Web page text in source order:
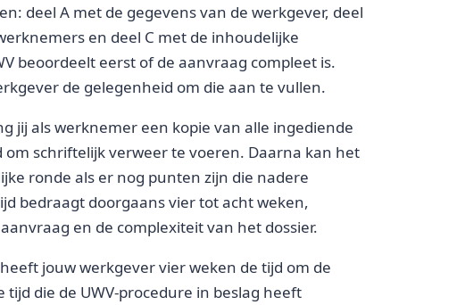
deel A met de gegevens van de werkgever, deel
en deel C met de inhoudelijke
beoordeelt eerst of de aanvraag compleet is.
de gelegenheid om die aan te vullen.
jij als werknemer een kopie van alle ingediende
schriftelijk verweer te voeren. Daarna kan het
ronde als er nog punten zijn die nadere
bedraagt doorgaans vier tot acht weken,
en de complexiteit van het dossier.
jouw werkgever vier weken de tijd om de
die de UWV-procedure in beslag heeft